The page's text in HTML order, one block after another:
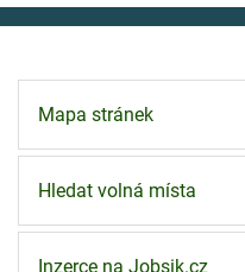
Mapa stránek
Hledat volná místa
Inzerce na Jobsik.cz